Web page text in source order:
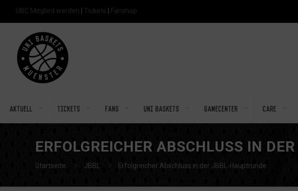
UBC Mitglied werden Tickets Fanshop
Aktuell Tickets Fans Uni Baskets Gamecenter Care
ERFOLGREICHER ABSCHLUSS IN
Startseite JBBL Erfolgreicher Abschluss in der JBBL-Hauptrunde